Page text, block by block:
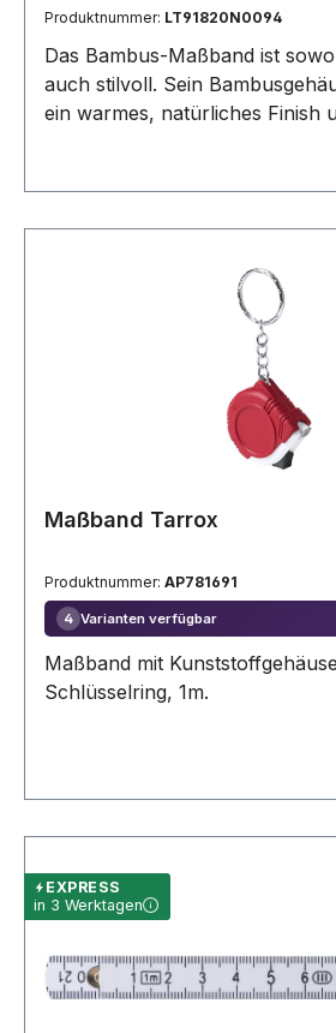
Produktnummer: LT91820N0094
Das Bambus-Maßband ist
auch stilvoll. Sein
ein warmes, natürliches Finish
gleichzeitig präzise Messungen
Maßband Tarrox
Produktnummer: AP781691
4 Varianten verfügbar
Maßband mit
Schlüsselring, 1m.
EXPRESS
in 3 Werktagen